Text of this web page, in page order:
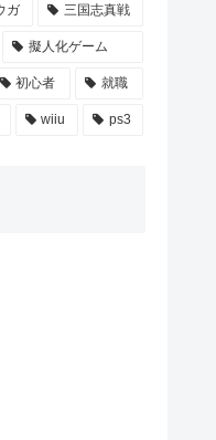
ガ 三国志真戦
擬人化ゲーム
初心者 就職
wiiu ps3